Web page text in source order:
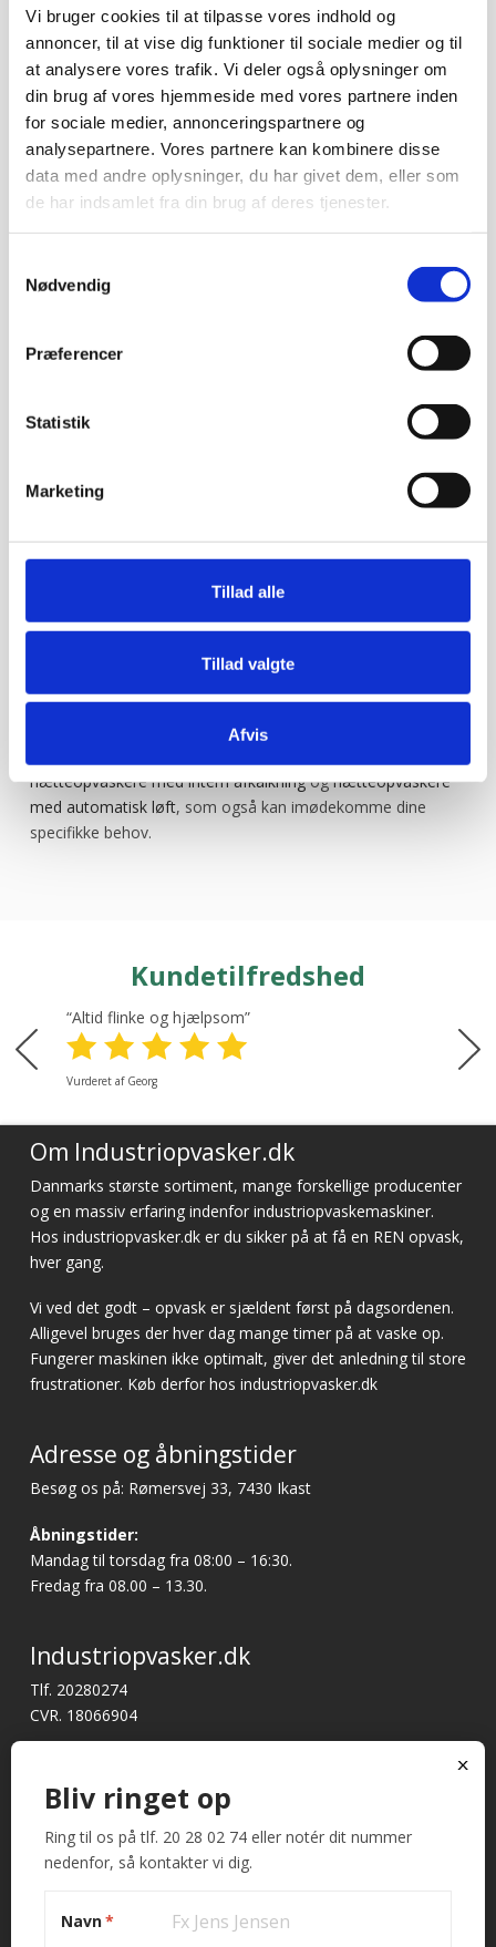
Vi bruger cookies til at tilpasse vores indhold og
annoncer, til at vise dig funktioner til sociale medier og til
at analysere vores trafik. Vi deler også oplysninger om
din brug af vores hjemmeside med vores partnere inden
for sociale medier, annonceringspartnere og
analysepartnere. Vores partnere kan kombinere disse
data med andre oplysninger, du har givet dem, eller som
de har indsamlet fra din brug af deres tjenester.
Nødvendig
Præferencer
Statistik
Marketing
Tillad alle
Tillad valgte
Afvis
afgørende. Denne type hætteopvaskemaskine genbruger
den varme energi fra opvaskecyklussen, hvilket mindsker
behovet for ekstra energi til opvarmning af vandet i den
efterfølgende cyklus. Det betyder, at du sparer penge på
energi og reducerer CO2-aftrykket, hvilket gør maskinen
både økonomisk og miljøvenlig.
Med en opvasker med varmegenindvinding opnår du ikke
kun besparelser på energi, men også en hurtigere opvask.
Maskinen arbejder hurtigt og effektivt, hvilket betyder, at
særligt vigtigt i travle professionelle miljøer, hvor hastighed
Fordele ved at vælge en opvasker med varmegenindvinding
Energibesparelse:
Genbrug af varme reducerer det
driftsomkostninger på lang sigt.
Hurtig og effektiv opvask:
Den avancerede teknologi
køkkener.
Mindre energiforbrug er godt for miljøet
Lang levetid:Maskinen er designet med holdbare
materialer og teknologi, der sikrer en lang levetid og minimal
Udover opvaskere med varmegenindvinding tilbyder vi også
hætteopvaskere med intern afkalkningoghætteopvaskere
med automatisk løft, som også kan imødekomme dine
specifikke behov.
Kundetilfredshed
“Altid flinke og hjælpsom”
Vurderet af Georg
Om Industriopvasker.dk
Danmarks største sortiment, mange forskellige producenter
og en massiv erfaring indenfor industriopvaskemaskiner.
Hos industriopvasker.dk er du sikker på at få en REN opvask,
hver gang.
Vi ved det godt – opvask er sjældent først på dagsordenen.
Alligevel bruges der hver dag mange timer på at vaske op.
Fungerer maskinen ikke optimalt, giver det anledning til store
frustrationer. Køb derfor hos industriopvasker.dk
Adresse og åbningstider
Besøg os på: Rømersvej 33, 7430 Ikast
Åbningstider:
Mandag til torsdag fra 08:00 – 16:30.
Fredag fra 08.00 – 13.30.
Industriopvasker.dk
Tlf. 20280274
CVR. 18066904
E-mail:
mail@industriopvasker.dk
Hurtige links
Kontakt
x
Bliv ringet op
Ring til os på tlf. 20 28 02 74 eller notér dit nummer
nedenfor, så kontakter vi dig.
Navn*